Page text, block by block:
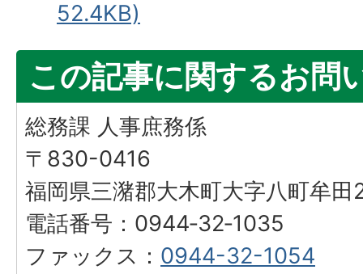
52.4KB)
この記事に関するお問
総務課 人事庶務係
〒830-0416
福岡県三潴郡大木町大字八町牟
電話番号：0944‐32‐1035
ファックス： 0944-32-1054